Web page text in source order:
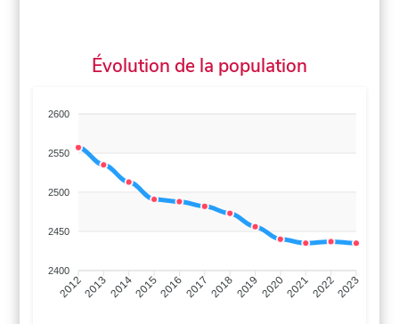
Évolution de la population
2600
2550
2500
2450
2400
201220132014201520162017 20182019 2020202120222023